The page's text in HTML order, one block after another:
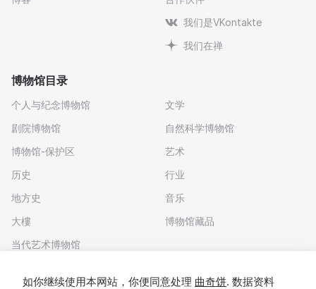
我们是VKontakte
我们在禅
博物馆目录
个人与纪念博物馆
剧院博物馆
博物馆-保护区
历史
地方史
大樓
当代艺术博物馆
文学
自然科学博物馆
艺术
行业
音乐
博物馆藏品
如你继续使用本网站，你便同意处理 曲奇饼. 数据资料